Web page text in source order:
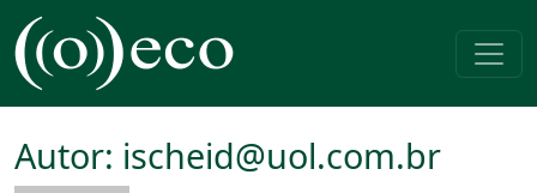
Pular para o conteúdo
Navegação principal
Autor: ischeid@uol.com.br